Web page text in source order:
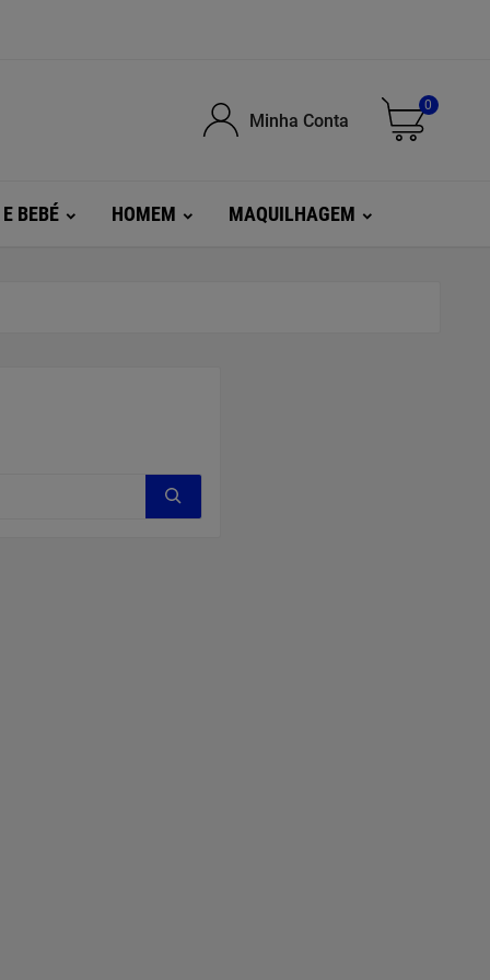
Minha Conta
0
BEBÉ HOMEM MAQUILHAGEM